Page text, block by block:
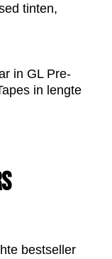
tinten,
in GL Pre-
in lengte
bestseller